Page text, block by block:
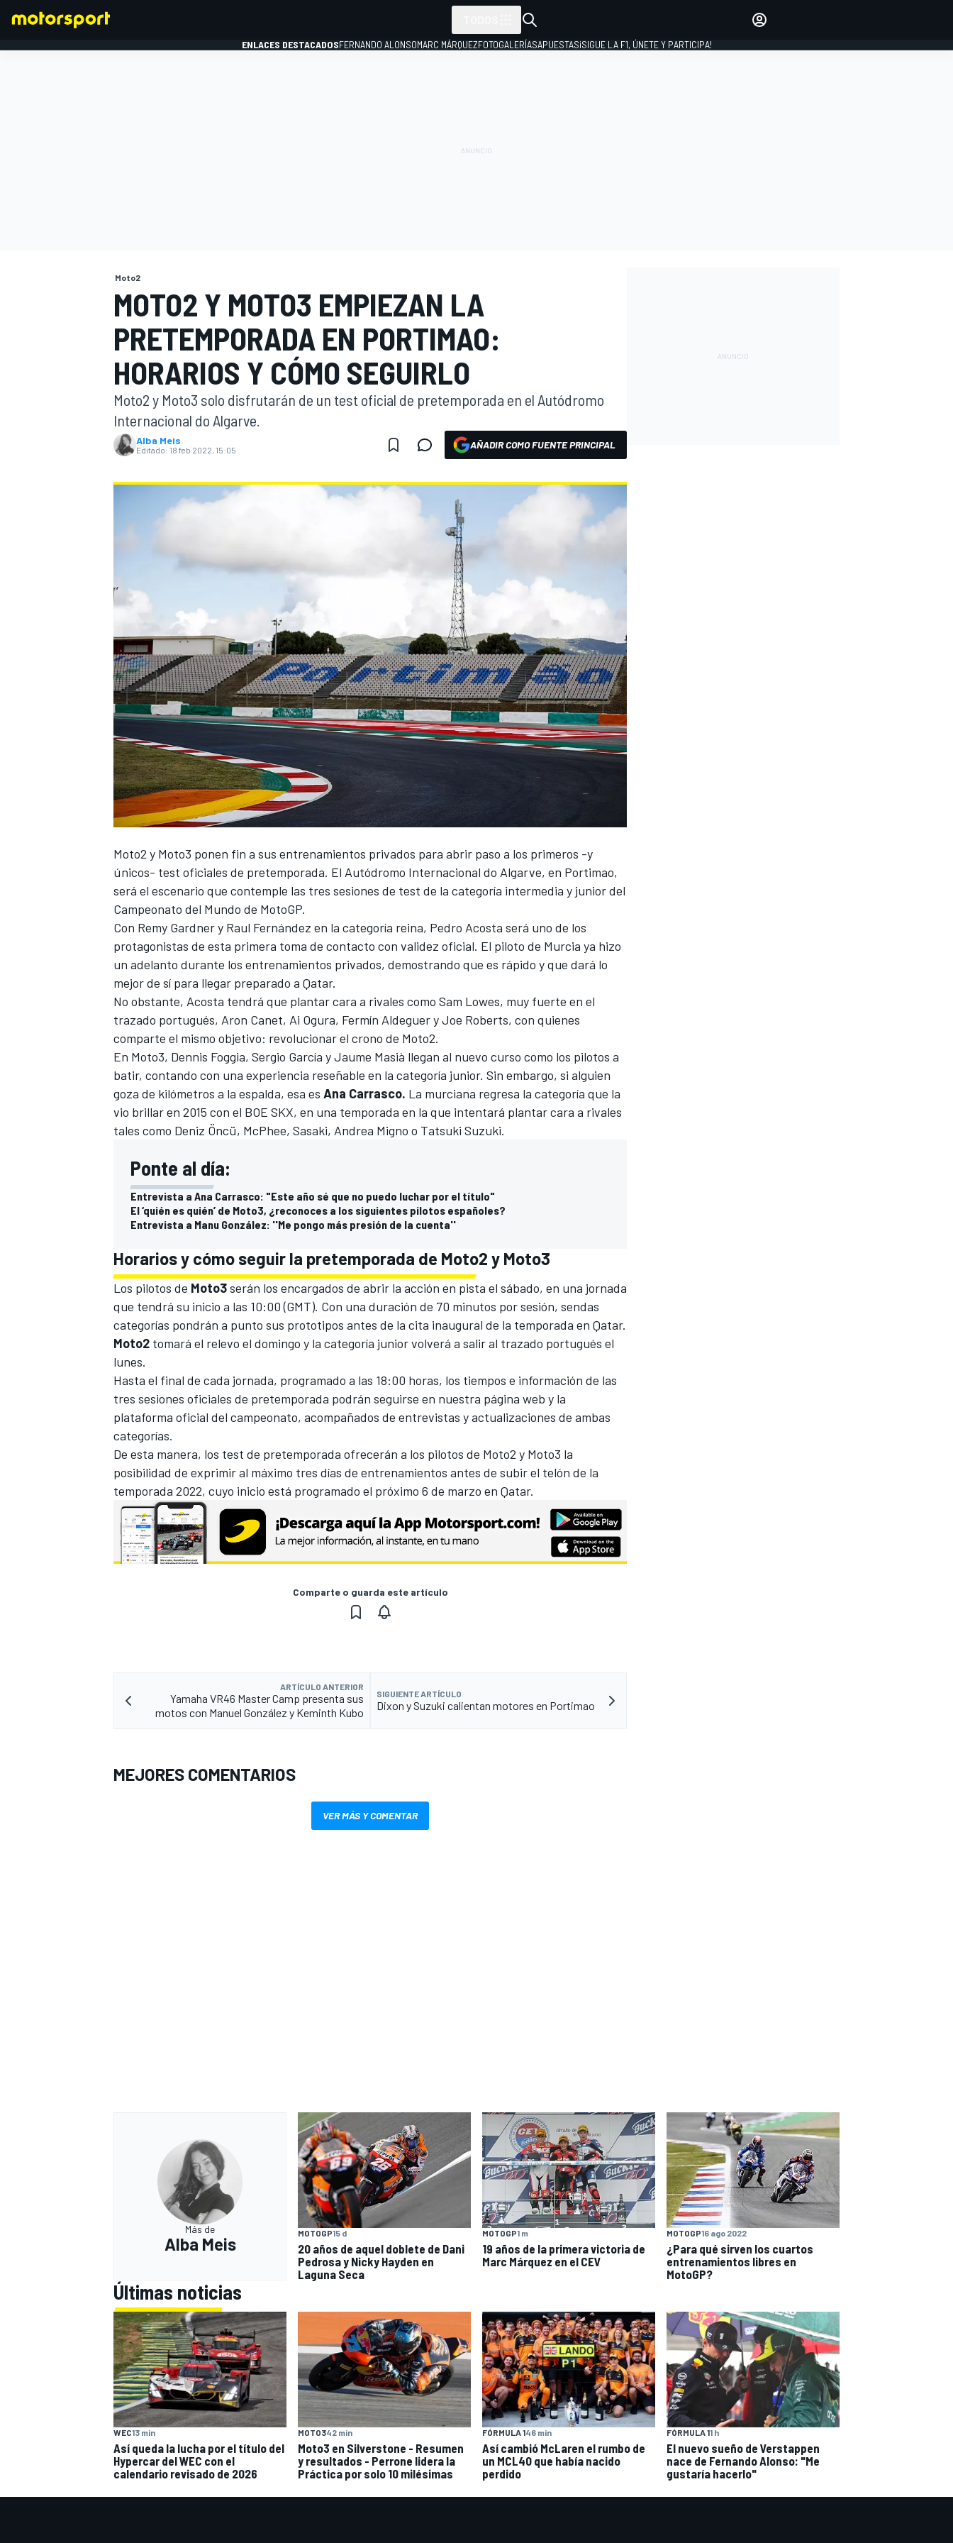
FÓRMULA E
MÁS CATEGORÍAS
ENLACES DESTACADOSFERNANDO ALONSOMARC MÁRQUEZFOTOGALERÍASAPUESTAS¡SIGUE LA F1, ÚNETE Y PARTICIPA!
Moto2
MOTO2 Y MOTO3 EMPIEZAN LA
PRETEMPORADA EN PORTIMAO:
HORARIOS Y CÓMO SEGUIRLO
Moto2 y Moto3 solo disfrutarán de un test oficial de pretemporada en el Autódromo
Internacional do Algarve.
Alba Meis
Editado: 18 feb 2022, 15:05 AÑADIR COMO FUENTE PRINCIPAL
Moto2 y Moto3 ponen fin a sus entrenamientos privados para abrir paso a los primeros -y
únicos- test oficiales de pretemporada. El Autódromo Internacional do Algarve, en Portimao,
será el escenario que contemple las tres sesiones de test de la categoría intermedia y junior del
Campeonato del Mundo de MotoGP.
Con Remy Gardnery Raul Fernández en la categoría reina, Pedro Acosta será uno de los
protagonistas de esta primera toma de contacto con validez oficial. El piloto de Murcia ya hizo
un adelanto durante los entrenamientos privados, demostrando que es rápido y que dará lo
mejor de sí para llegar preparado a Qatar.
No obstante, Acosta tendrá que plantar cara a rivales como Sam Lowes, muy fuerte en el
trazado portugués, Aron Canet, Ai Ogura, Fermín Aldeguer y Joe Roberts, con quienes
comparte el mismo objetivo: revolucionar el crono de Moto2.
En Moto3, Dennis Foggia, Sergio García y Jaume Masià llegan al nuevo curso como los pilotos a
batir, contando con una experiencia reseñable en la categoría junior. Sin embargo, si alguien
goza de kilómetros a la espalda, esa es Ana Carrasco. La murciana regresa la categoría que la
vio brillar en 2015 con el BOE SKX, en una temporada en la que intentará plantar cara a rivales
tales como Deniz Öncü, McPhee, Sasaki, Andrea Migno o Tatsuki Suzuki.
Ponte al día:
Entrevista a Ana Carrasco: "Este año sé que no puedo luchar por el título"
El ‘quién es quién’ de Moto3, ¿reconoces a los siguientes pilotos españoles?
Entrevista a Manu González: ''Me pongo más presión de la cuenta''
Horarios y cómo seguir la pretemporada de Moto2 y Moto3
Los pilotos de Moto3serán los encargados de abrir la acción en pista el sábado, en una jornada
que tendrá su inicio a las 10:00 (GMT). Con una duración de 70 minutos por sesión, sendas
categorías pondrán a punto sus prototipos antes de la cita inaugural de la temporada en Qatar.
Moto2 tomará el relevo el domingo y la categoría junior volverá a salir al trazado portugués el
lunes.
Hasta el final de cada jornada, programado a las 18:00 horas, los tiempos e información de las
tres sesiones oficiales de pretemporada podrán seguirse en nuestra página web y la
plataforma oficial del campeonato, acompañados de entrevistas y actualizaciones de ambas
categorías.
De esta manera, los test de pretemporada ofrecerán a los pilotos de Moto2 y Moto3 la
posibilidad de exprimir al máximo tres días de entrenamientos antes de subir el telón de la
temporada 2022, cuyo inicio está programado el próximo 6 de marzo en Qatar.
Comparte o guarda este artículo
ARTÍCULO ANTERIOR
Yamaha VR46 Master Camp presenta sus
motos con Manuel González y Keminth Kubo
SIGUIENTE ARTÍCULO
Dixon y Suzuki calientan motores en Portimao
MEJORES COMENTARIOS
VER MÁS Y COMENTAR
Más de
Alba Meis
MOTOGP15 d
20 años de aquel doblete de Dani
Pedrosa y Nicky Hayden en
Laguna Seca
MOTOGP1 m
19 años de la primera victoria de
Marc Márquez en el CEV
MOTOGP16 ago 2022
¿Para qué sirven los cuartos
entrenamientos libres en
MotoGP?
Últimas noticias
WEC13 min
Así queda la lucha por el título del
Hypercar del WEC con el
calendario revisado de 2026
MOTO342 min
Moto3 en Silverstone - Resumen
y resultados - Perrone lidera la
Práctica por solo 10 milésimas
FÓRMULA 146 min
Así cambió McLaren el rumbo de
un MCL40 que había nacido
perdido
FÓRMULA 11 h
El nuevo sueño de Verstappen
nace de Fernando Alonso: "Me
gustaría hacerlo"